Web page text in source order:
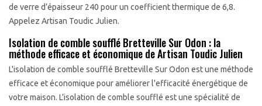
de verre d’épaisseur 240 pour un coefficient thermique de 6,8.
Appelez Artisan Toudic Julien.
Isolation de comble soufflé Bretteville Sur Odon : la
méthode efficace et économique de Artisan Toudic Julien
L'isolation de comble soufflé Bretteville Sur Odon est une méthode
efficace et économique pour améliorer l'efficacité énergétique de
votre maison. L’isolation de comble soufflé est une spécialité de